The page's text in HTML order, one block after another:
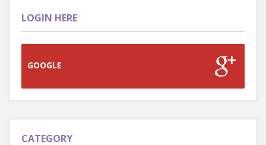
LOGIN HERE
GOOGLE
CATEGORY